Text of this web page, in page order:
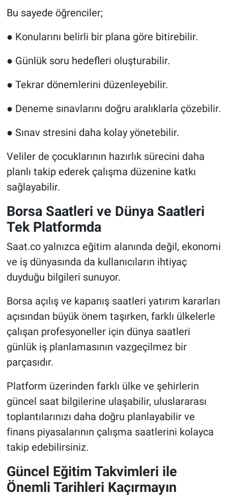
Bu sayede öğrenciler;
● Konularını belirli bir plana göre bitirebilir.
● Günlük soru hedefleri oluşturabilir.
● Tekrar dönemlerini düzenleyebilir.
● Deneme sınavlarını doğru aralıklarla çözebilir.
● Sınav stresini daha kolay yönetebilir.
Veliler de çocuklarının hazırlık sürecini daha
planlı takip ederek çalışma düzenine katkı
sağlayabilir.
Borsa Saatleri ve Dünya Saatleri
Tek Platformda
Saat.co yalnızca eğitim alanında değil, ekonomi
ve iş dünyasında da kullanıcıların ihtiyaç
duyduğu bilgileri sunuyor.
Borsa açılış ve kapanış saatleri yatırım kararları
açısından büyük önem taşırken, farklı ülkelerle
çalışan profesyoneller için dünya saatleri
günlük iş planlamasının vazgeçilmez bir
parçasıdır.
Platform üzerinden farklı ülke ve şehirlerin
güncel saat bilgilerine ulaşabilir, uluslararası
toplantılarınızı daha doğru planlayabilir ve
finans piyasalarının çalışma saatlerini kolayca
takip edebilirsiniz.
Güncel Eğitim Takvimleri ile
Önemli Tarihleri Kaçırmayın